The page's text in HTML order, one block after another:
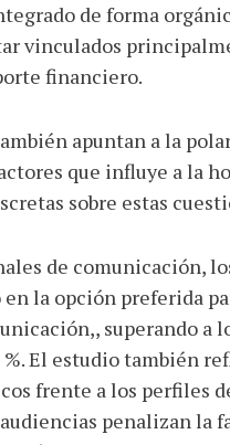
de forma
vinculados
financiero.
apuntan a la
que influye a la
sobre estas
de comunicación,
la opción preferida
superando a
El estudio también
frente a los perfiles
penalizan la